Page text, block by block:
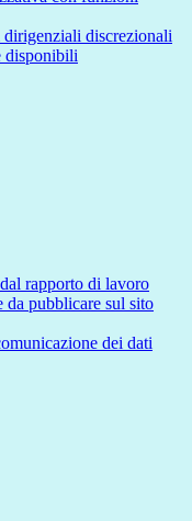
discrezionali
disponibili
rapporto di lavoro
da pubblicare sul sito
dei dati